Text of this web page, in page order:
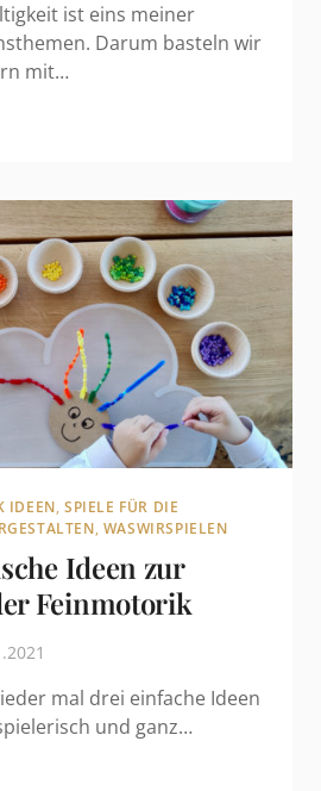
ist eins meiner
Darum basteln wir
mit…
IDEEN,SPIELE FÜR DIE
, WASWIRSPIELEN
Ideen zur
Feinmotorik
mal drei einfache Ideen
und ganz…